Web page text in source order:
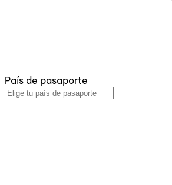
País de pasaporte